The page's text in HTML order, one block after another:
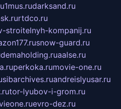
1mus.rudarksand.ru
rtdco.ru
stroitelnyh-kompanij.ru
snow-guard.ru
demaholding.ruaalse.ru
perkoka.rumovie-one.ru
sibarchives.ruandreislyusar.ru
tor-lyubov-i-grom.ru
evro-dez.ru